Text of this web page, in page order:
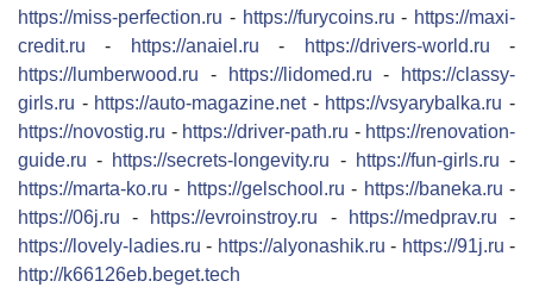
https://miss-perfection.ru - https://furycoins.ru - https://maxi-
credit.ru - https://anaiel.ru - https://drivers-world.ru -
https://lumberwood.ru - https://lidomed.ru -
https://classy-
girls.ru - https://auto-magazine.net- https://vsyarybalka.ru -
https://novostig.ru - https://driver-path.ru - https://renovation-
guide.ru - https://secrets-longevity.ru - https://fun-girls.ru -
https://marta-ko.ru - https://gelschool.ru - https://baneka.ru -
https://06j.ru - https://evroinstroy.ru - https://medprav.ru -
https://lovely-ladies.ru - https://alyonashik.ru - https://91j.ru -
http://k66126eb.beget.tech